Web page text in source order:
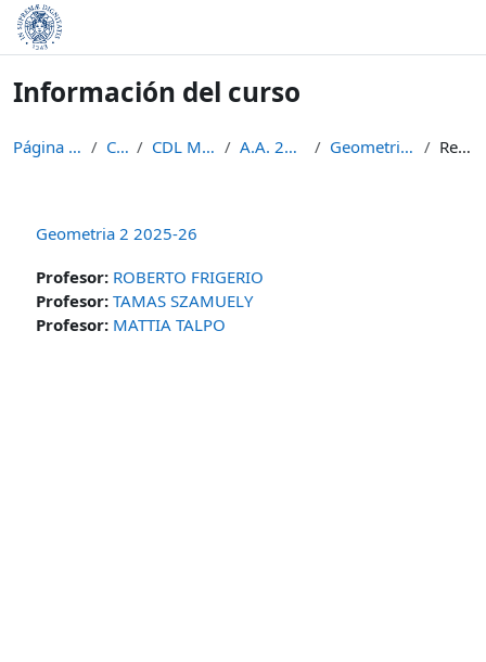
Salta al contenido principal
Información del curso
Página Principal Cursos CDL Matematica A.A. 2025 - 2026 Geometria 2 2025-26 Resumen
Geometria 2 2025-26
Profesor: ROBERTO FRIGERIO
Profesor: TAMAS SZAMUELY
Profesor: MATTIA TALPO